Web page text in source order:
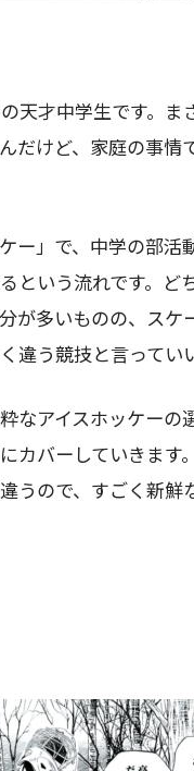
天才中学生です。ま
だけど、家庭の事
ー」で、中学の部活
という流れです。ど
が多いものの、スケ
う競技と言ってい
なアイスホッケーの
バーしていきます
ので、すごく新鮮